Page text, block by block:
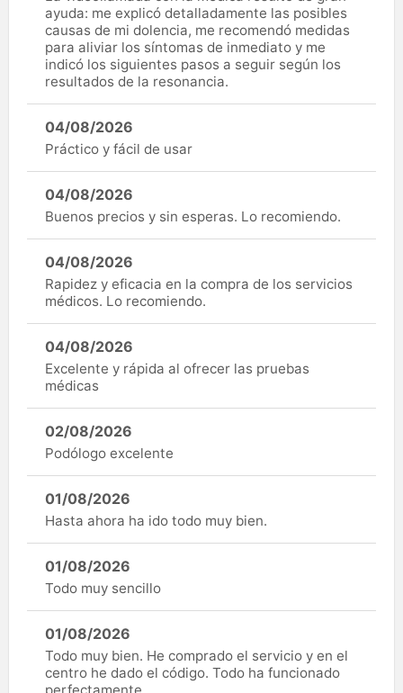
ayuda: me explicó detalladamente las posibles
causas de mi dolencia, me recomendó medidas
para aliviar los síntomas de inmediato y me
indicó los siguientes pasos a seguir según los
resultados de la resonancia.
04/08/2026
Práctico y fácil de usar
04/08/2026
Buenos precios y sin esperas. Lo recomiendo.
04/08/2026
Rapidez y eficacia en la compra de los servicios
médicos. Lo recomiendo.
04/08/2026
Excelente y rápida al ofrecer las pruebas
médicas
02/08/2026
Podólogo excelente
01/08/2026
Hasta ahora ha ido todo muy bien.
01/08/2026
Todo muy sencillo
01/08/2026
Todo muy bien. He comprado el servicio y en el
centro he dado el código. Todo ha funcionado